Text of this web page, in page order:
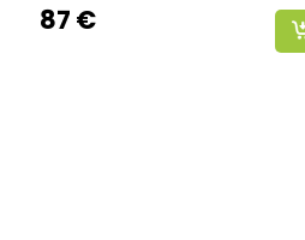
87 €